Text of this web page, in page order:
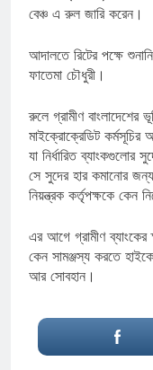
বেঞ্চ এ রুল জারি করেন।
আদালতে রিটের পক্ষে
ফাতেমা চৌধুরী।
রুলে গ্রামীণ বাংলাদেশের
মাইক্রোক্রেডিট
যা নির্ধারিত
সে সুদের হার কমানোর জন্য
নিয়ন্ত্রক কর্তৃপক্ষকে কেন
এর আগে গ্রামীণ ব্যাংকের
কেন সামঞ্জস্য করতে
আর সোবহান।